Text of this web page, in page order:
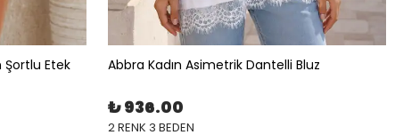
Şortlu Etek Abbra Kadın Asimetrik Dantelli Bluz
₺ 936.00
2 RENK 3 BEDEN